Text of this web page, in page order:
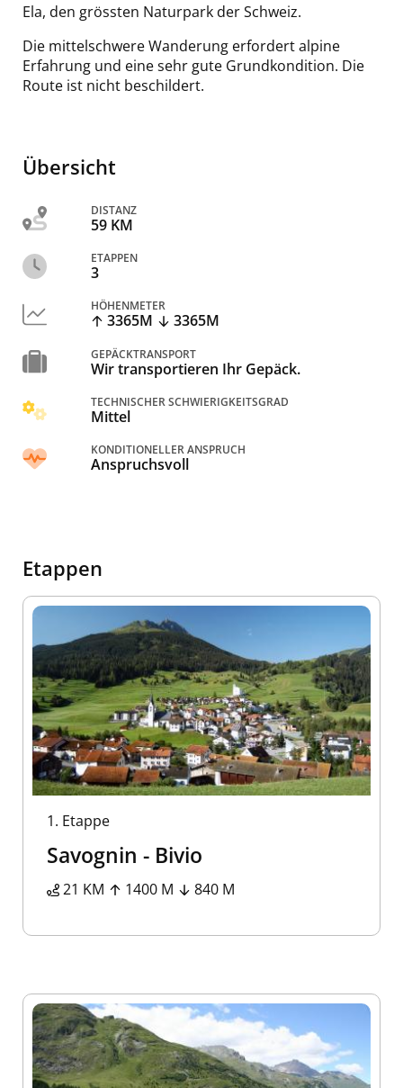
Ela, den grössten Naturpark der Schweiz.
Die mittelschwere Wanderung erfordert alpine
Erfahrung und eine sehr gute Grundkondition. Die
Route ist nicht beschildert.
Übersicht
DISTANZ
59 KM
ETAPPEN
3
HÖHENMETER
3365M 3365M
GEPÄCKTRANSPORT
Wir transportieren Ihr Gepäck.
TECHNISCHER SCHWIERIGKEITSGRAD
Mittel
KONDITIONELLER ANSPRUCH
Anspruchsvoll
Etappen
1. Etappe
Savognin - Bivio
21 KM 1400 M 840 M